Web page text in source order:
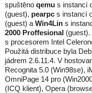
spuštěno qemu s instancí
(guest), pearpc s instancí
(guest) a Win4Lin s
2000 Proffesional
s procesorem Intel
Použitá distribuce byla
jádrem 2.6.11.4. V
Recognita 5.0 (Win98se),
OmniPage 14 pro
(ICQ klient), Opera